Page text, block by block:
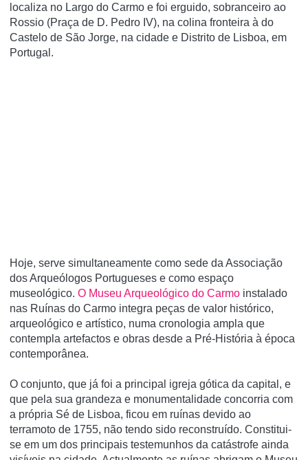
localiza no Largo do Carmo e foi erguido, sobranceiro ao
Rossio (Praça de D. Pedro IV), na colina fronteira à do
Castelo de São Jorge, na cidade e Distrito de Lisboa, em
Portugal.
Hoje, serve simultaneamente como sede da Associação
dos Arqueólogos Portugueses e como espaço
museológico. O Museu Arqueológico do Carmo instalado
nas Ruínas do Carmo integra peças de valor histórico,
arqueológico e artístico, numa cronologia ampla que
contempla artefactos e obras desde a Pré-História à época
contemporânea.
O conjunto, que já foi a principal igreja gótica da capital, e
que pela sua grandeza e monumentalidade concorria com
a própria Sé de Lisboa, ficou em ruí­nas devido ao
terramoto de 1755, não tendo sido reconstruí­do. Constitui-
se em um dos principais testemunhos da catástrofe ainda